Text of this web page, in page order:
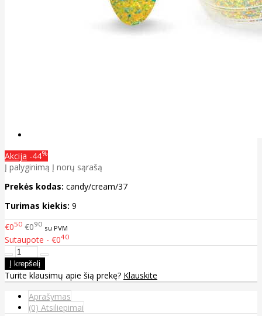
Akcija -44%
Į palyginimą Į norų sąrašą
Prekės kodas: candy/cream/37
Turimas kiekis: 9
€050 €090 su PVM
Sutaupote - €040
Turite klausimų apie šią prekę? Klauskite
Aprašymas
(0) Atsiliepimai